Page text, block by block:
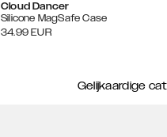
Cloud Dancer
Silicone MagSafe Case
34.99 EUR
Gelijkaardige